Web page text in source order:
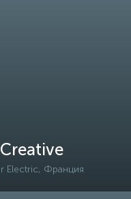
Electric, Франция